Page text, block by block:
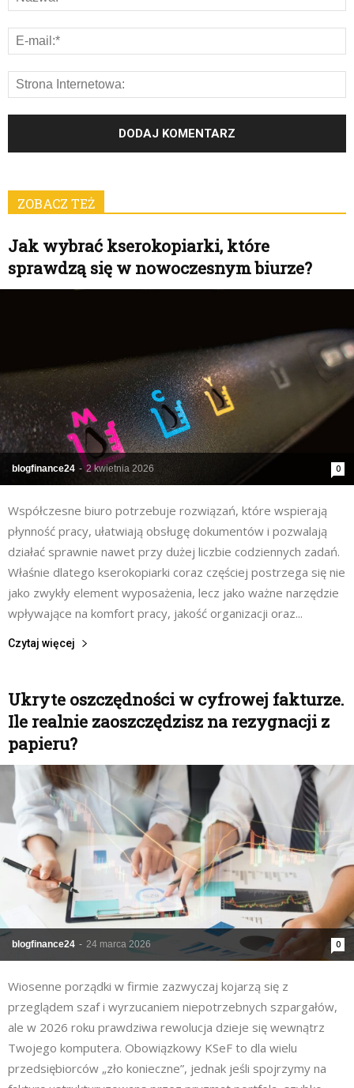
ZOBACZ TEŻ
Jak wybrać kserokopiarki, które
sprawdzą się w nowoczesnym biurze?
blogfinance24 - 2 kwietnia 2026 0
Współczesne biuro potrzebuje rozwiązań, które wspierają
płynność pracy, ułatwiają obsługę dokumentów i pozwalają
działać sprawnie nawet przy dużej liczbie codziennych zadań.
Właśnie dlatego kserokopiarki coraz częściej postrzega się nie
jako zwykły element wyposażenia, lecz jako ważne narzędzie
wpływające na komfort pracy, jakość organizacji oraz...
Czytaj więcej
Ukryte oszczędności w cyfrowej fakturze.
Ile realnie zaoszczędzisz na rezygnacji z
papieru?
blogfinance24 - 24 marca 2026 0
Wiosenne porządki w firmie zazwyczaj kojarzą się z
przeglądem szaf i wyrzucaniem niepotrzebnych szpargałów,
ale w 2026 roku prawdziwa rewolucja dzieje się wewnątrz
Twojego komputera. Obowiązkowy KSeF to dla wielu
przedsiębiorców „zło konieczne”, jednak jeśli spojrzymy na